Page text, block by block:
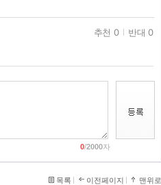
추천 0 반대 0
0/2000자
목록 이전페이지 맨위로